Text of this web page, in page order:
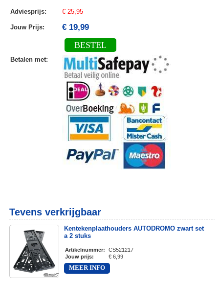
Adviesprijs: € 25,95
Jouw Prijs: € 19,99
BESTEL
Betalen met:
Tevens verkrijgbaar
Kentekenplaathouders AUTODROMO zwart set
a 2 stuks
Artikelnummer:
CS521217
Jouw prijs: € 6,99
MEER INFO